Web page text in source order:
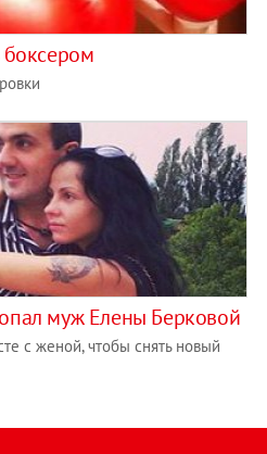
боксером
муж Елены Берковой
с женой, чтобы снять новый